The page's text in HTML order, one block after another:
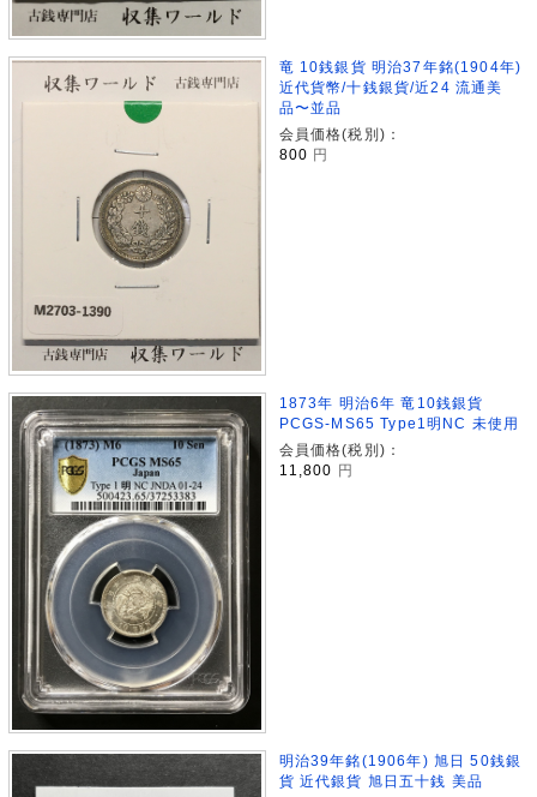
竜 10銭銀貨 明治37年銘(1904年)
近代貨幣/十銭銀貨/近24 流通美
品〜並品
会員価格(税別)：
800 円
1873年 明治6年 竜10銭銀貨
PCGS-MS65 Type1明NC 未使用
会員価格(税別)：
11,800 円
明治39年銘(1906年) 旭日 50銭銀
貨 近代銀貨 旭日五十銭 美品